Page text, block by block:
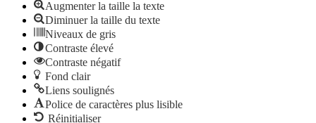
Augmenter la taille la texte
Diminuer la taille du texte
Niveaux de gris
Contraste élevé
Contraste négatif
Fond clair
Liens soulignés
Police de caractères plus lisible
Réinitialiser